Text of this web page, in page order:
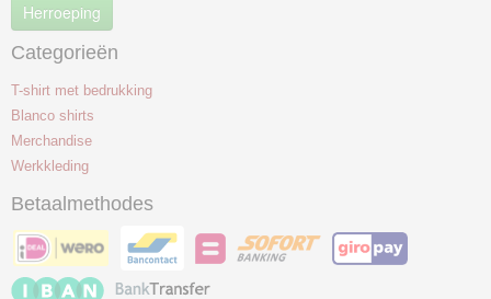
Herroeping
Categorieën
T-shirt met bedrukking
Blanco shirts
Merchandise
Werkkleding
Betaalmethodes